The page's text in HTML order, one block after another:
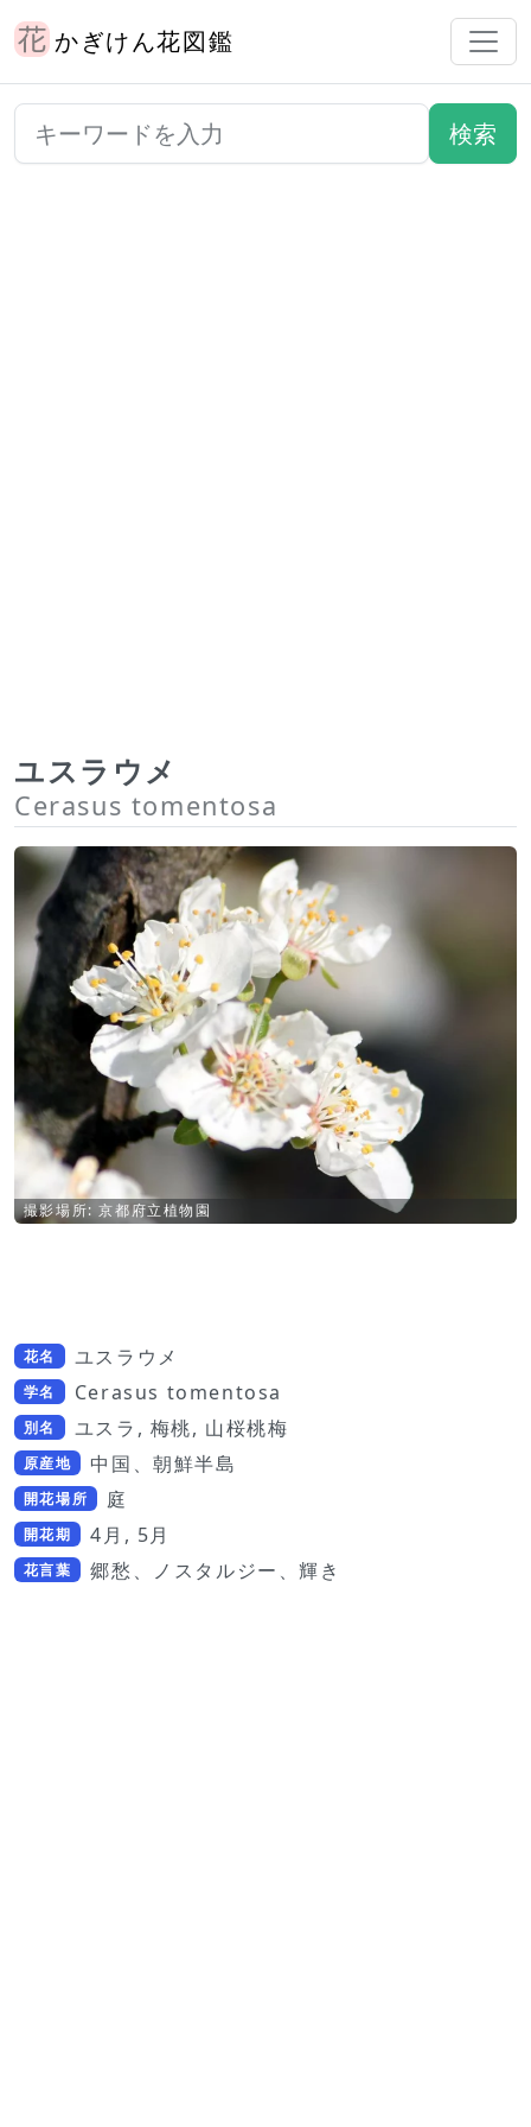
かぎけん花図鑑
ユスラウメ
Cerasus tomentosa
撮影場所: 京都府立植物園
花名 ユスラウメ
学名 Cerasus tomentosa
別名 ユスラ, 梅桃, 山桜桃梅
原産地 中国、朝鮮半島
開花場所 庭
開花期 4月, 5月
花言葉 郷愁、ノスタルジー、輝き